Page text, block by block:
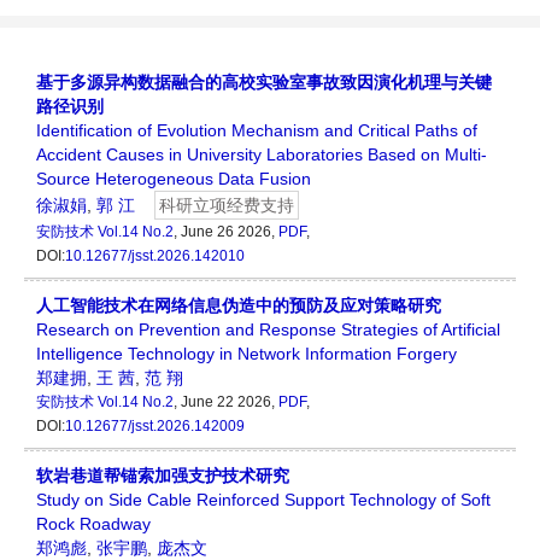
基于多源异构数据融合的高校实验室事故致因演化机理与关键
路径识别
Identification of Evolution Mechanism and Critical Paths of
Accident Causes in University Laboratories Based on Multi-
Source Heterogeneous Data Fusion
徐淑娟 郭 江 科研立项经费支持
安防技术 Vol.14 No.2, June 26 2026, PDF,
DOI:10.12677/jsst.2026.142010
人工智能技术在网络信息伪造中的预防及应对策略研究
Research on Prevention and Response Strategies of Artificial
Intelligence Technology in Network Information Forgery
郑建拥
王 茜 范 翔
安防技术 Vol.14 No.2, June 22 2026, PDF,
DOI:10.12677/jsst.2026.142009
软岩巷道帮锚索加强支护技术研究
Study on Side Cable Reinforced Support Technology of Soft
Rock Roadway
郑鸿彪 张宇鹏 庞杰文